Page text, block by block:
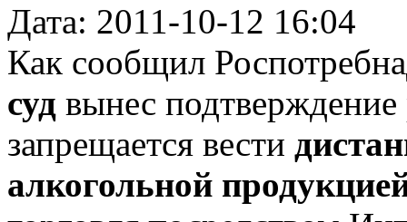
Дата: 2011-10-12 16:04
Как сообщил
суд вынес
запрещается вести
алкогольной